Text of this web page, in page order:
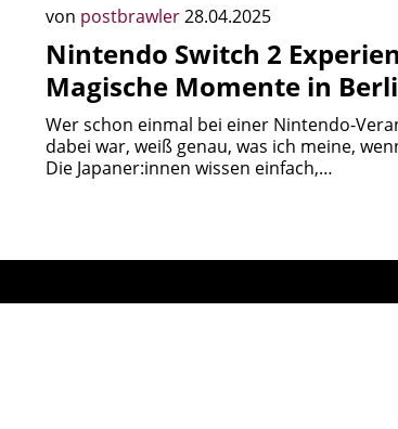
von postbrawler28.04.2025
Nintendo Switch 2
Magische Momente in
Wer schon einmal bei einer Nintendo-
dabei war, weiß genau, was ich meine,
Die Japaner:innen wissen einfach,…